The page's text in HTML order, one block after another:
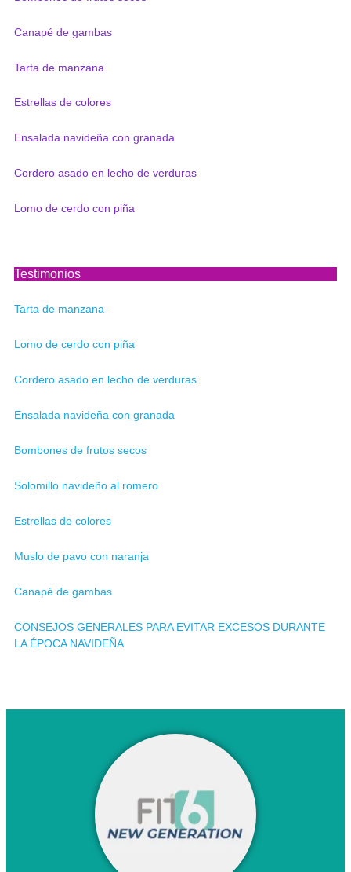
Canapé de gambas
Tarta de manzana
Estrellas de colores
Ensalada navideña con granada
Cordero asado en lecho de verduras
Lomo de cerdo con piña
Testimonios
Tarta de manzana
Lomo de cerdo con piña
Cordero asado en lecho de verduras
Ensalada navideña con granada
Bombones de frutos secos
Solomillo navideño al romero
Estrellas de colores
Muslo de pavo con naranja
Canapé de gambas
CONSEJOS GENERALES PARA EVITAR EXCESOS DURANTE
LA ÉPOCA NAVIDEÑA